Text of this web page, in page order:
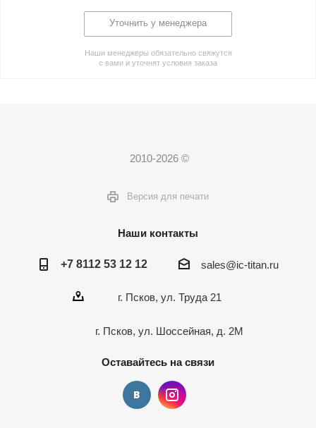
Уточнить у менеджера
Наши менеджеры обязательно свяжутся
с вами и уточнят условия заказа
2010-2026 ©
Версия для печати
Наши контакты
+7 8112 53 12 12 sales@ic-titan.ru
г. Псков, ул. Труда 21
г. Псков, ул. Шоссейная, д. 2М
Оставайтесь на связи